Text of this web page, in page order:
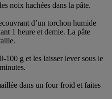
noix hachées dans la pâte.
d’un torchon humide
1 heure et demie. La pâte
100 g et les laisser lever sous le
dans un four froid et faites